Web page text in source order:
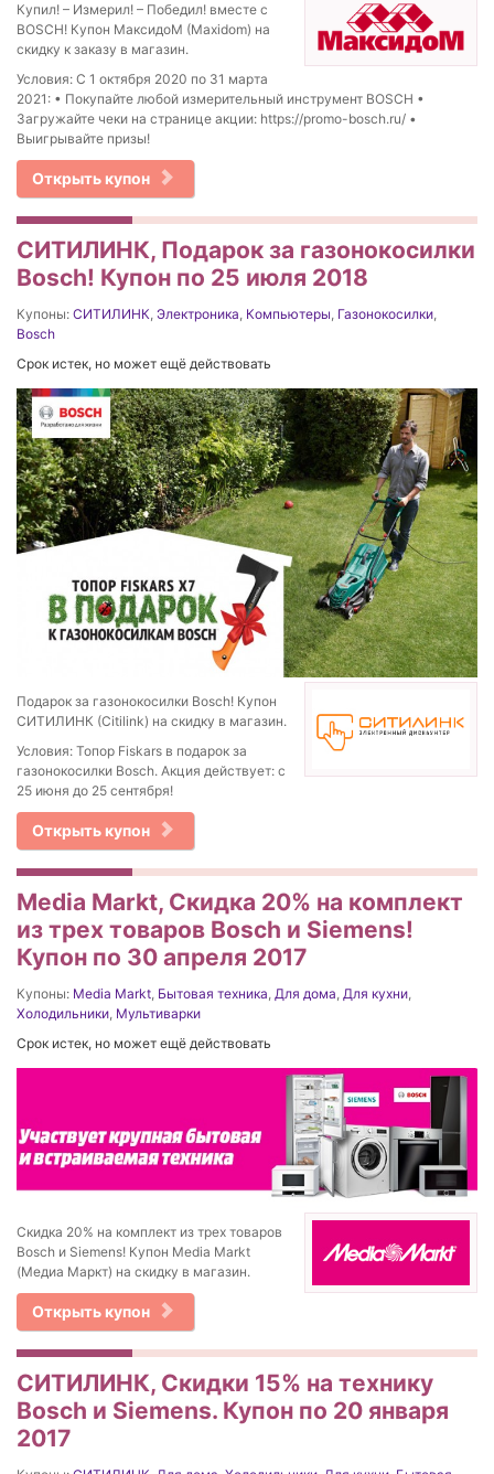
Купил! – Измерил! – Победил! вместе с
BOSCH! Купон МаксидоМ (Maxidom) на
скидку к заказу в магазин.
Условия: С 1 октября 2020 по 31 марта
2021: • Покупайте любой измерительный инструмент BOSCH •
Загружайте чеки на странице акции: https://promo-bosch.ru/ •
Выигрывайте призы!
Открыть купон
СИТИЛИНК, Подарок за газонокосилки
Bosch! Купон по 25 июля 2018
Купоны: СИТИЛИНК, Электроника, Компьютеры, Газонокосилки,
Bosch
Срок истек, но может ещё действовать
Подарок за газонокосилки Bosch! Купон
СИТИЛИНК (Citilink) на скидку в магазин.
Условия: Топор Fiskars в подарок за
газонокосилки Bosch. Акция действует: с
25 июня до 25 сентября!
Открыть купон
Media Markt, Скидка 20% на комплект
из трех товаров Bosch и Siemens!
Купон по 30 апреля 2017
Купоны: Media Markt, Бытовая техника, Для дома, Для кухни,
Холодильники, Мультиварки
Срок истек, но может ещё действовать
Скидка 20% на комплект из трех товаров
Bosch и Siemens! Купон Media Markt
(Медиа Маркт) на скидку в магазин.
Открыть купон
СИТИЛИНК, Скидки 15% на технику
Bosch и Siemens. Купон по 20 января
2017